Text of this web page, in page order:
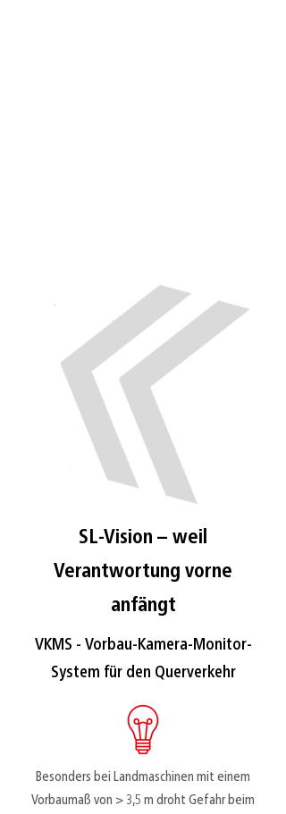
SL-Vision – weil
Verantwortung vorne
anfängt
VKMS - Vorbau-Kamera-Monitor-
System für den Querverkehr
Besonders bei Landmaschinen mit einem
Vorbaumaß von > 3,5 m droht Gefahr beim